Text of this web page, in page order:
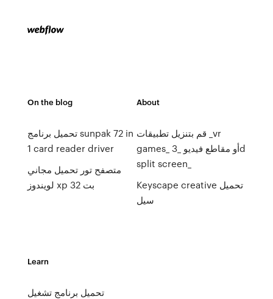
On the blog
تحميل برنامج sunpak 72 in
1 card reader driver
متصفح تور تحميل مجاني
لويندوز xp 32 بت
About
قم بتنزيل تطبيقات _vr
games_ أو مقاطع فيديو _3d
split screen_
Keyscape creative تحميل
سيل
Learn
تحميل برنامج تشغيل